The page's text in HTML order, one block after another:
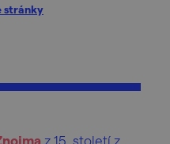
stránky
z 15. století z